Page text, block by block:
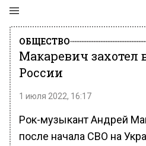
ОБЩЕСТВО
Макаревич захотел
России
1 июля 2022, 16:17
Рок-музыкант Андрей
после начала СВО на